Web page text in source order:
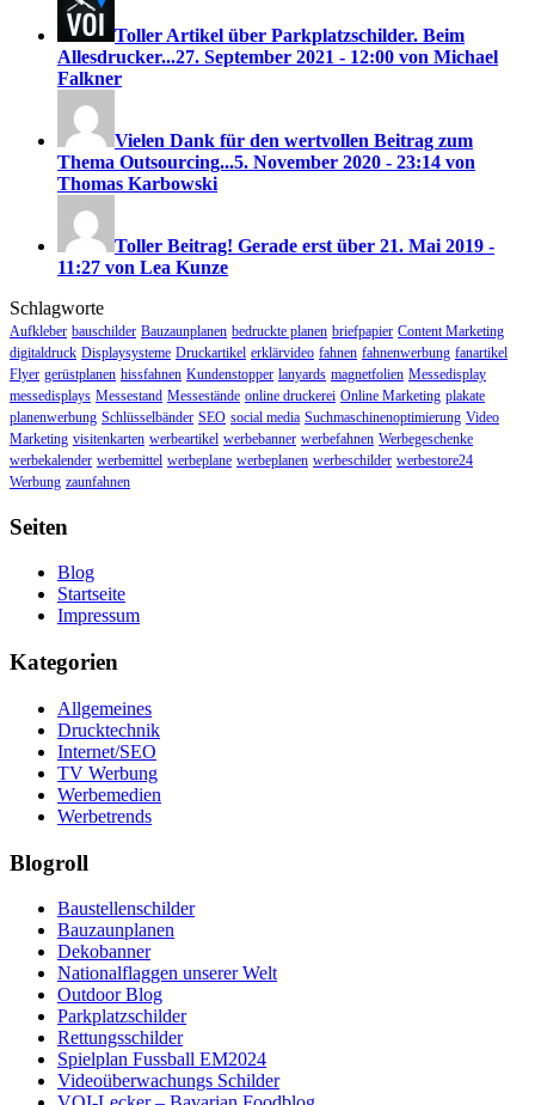
Toller Artikel über Parkplatzschilder. Beim
Allesdrucker...27. September 2021 - 12:00 von Michael
Falkner
Vielen Dank für den wertvollen Beitrag zum
Thema Outsourcing...5. November 2020 - 23:14 von
Thomas Karbowski
Toller Beitrag! Gerade erst über 21. Mai 2019 -
11:27 von Lea Kunze
Schlagworte
Aufkleber bauschilder Bauzaunplanen bedruckte planen briefpapier Content Marketing
digitaldruck Displaysysteme Druckartikel erklärvideo fahnen fahnenwerbung fanartikel
Flyer gerüstplanen hissfahnen Kundenstopper lanyards magnetfolien Messedisplay
messedisplays Messestand Messestände online druckerei Online Marketing plakate
planenwerbung Schlüsselbänder SEO social media Suchmaschinenoptimierung Video
Marketing visitenkarten werbeartikel werbebanner werbefahnen Werbegeschenke
werbekalender werbemittel werbeplane werbeplanen werbeschilder werbestore24
Werbung zaunfahnen
Seiten
Blog
Startseite
Impressum
Kategorien
Allgemeines
Drucktechnik
Internet/SEO
TV Werbung
Werbemedien
Werbetrends
Blogroll
Baustellenschilder
Bauzaunplanen
Dekobanner
Nationalflaggen unserer Welt
Outdoor Blog
Parkplatzschilder
Rettungsschilder
Spielplan Fussball EM2024
Videoüberwachungs Schilder